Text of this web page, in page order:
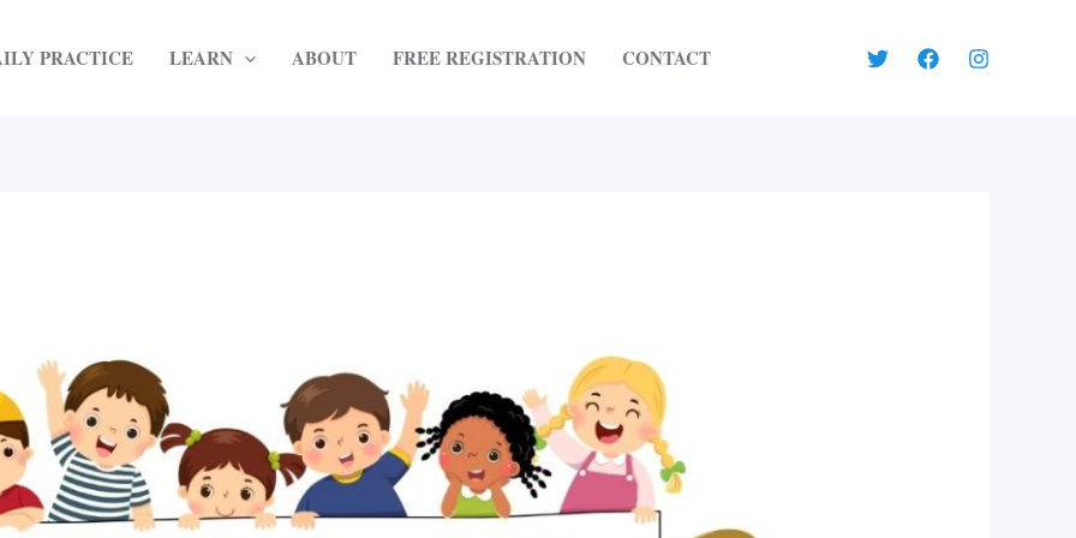
PRACTICE LEARN ABOUT FREE REGISTRATION CONTACT